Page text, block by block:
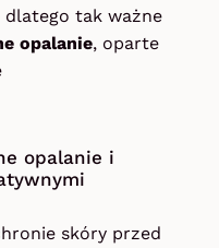
dlatego tak ważne
opalanie, oparte
opalanie i
skóry przed